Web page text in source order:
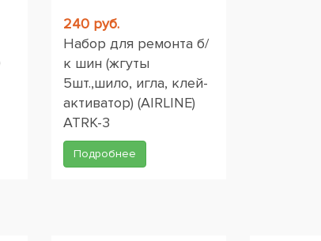
240 руб.
Набор для ремонта б/
к шин (жгуты
5шт.,шило, игла, клей-
активатор) (AIRLINE)
ATRK-3
Подробнее